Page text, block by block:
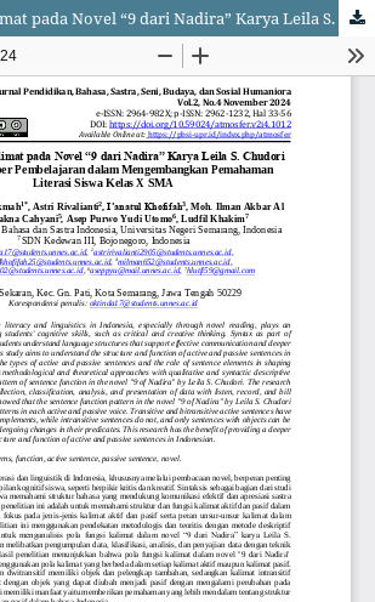
Pola Fungsi Kalimat pada Novel “9 dari Nadira” Karya Leila S. Chudori sebagai Sumber Pembelajaran dalam Mengembangkan Pemahaman Literasi Siswa Kelas X SMA